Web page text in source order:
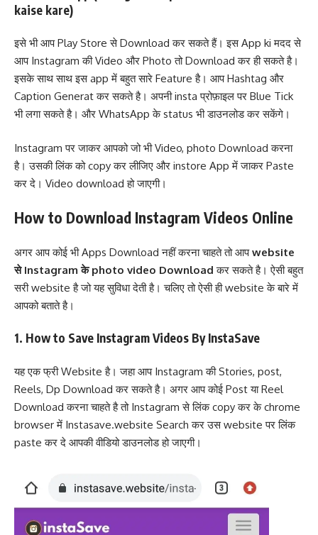
kaise kare)
इसे भी आप Play Store से Download कर सकते हैं। इस App ki मदद से
आप Instagram की Video और Photo तो Download कर ही सकते है।
इसके साथ साथ इस app में बहुत सारे Feature है। आप Hashtag और
Caption Generat कर सकते है। अपनी insta प्रोफ़ाइल पर Blue Tick
भी लगा सकते है। और WhatsApp के status भी डाउनलोड कर सकेंगे।
Instagram पर जाकर आपको जो भी Video, photo Download करना
है। उसकी लिंक को copy कर लीजिए और instore App में जाकर Paste
कर दे। Video download हो जाएगी।
How to Download Instagram Videos Online
अगर आप कोई भी Apps Download नहीं करना चाहते तो आपwebsite
से Instagram के photo video Download कर सकते है। ऐसी बहुत
सरी website है जो यह सुविधा देती है। चलिए तो ऐसी ही website के बारे में
आपको बताते है।
1. How to Save Instagram Videos By InstaSave
यह एक फ्री Website है। जहा आप Instagram की Stories, post,
Reels, Dp Download कर सकते है। अगर आप कोई Post या Reel
Download करना चाहते है तो Instagram से लिंक copy कर के chrome
browser में Instasave.website Search कर उस website पर लिंक
paste कर दे आपकी वीडियो डाउनलोड हो जाएगी।